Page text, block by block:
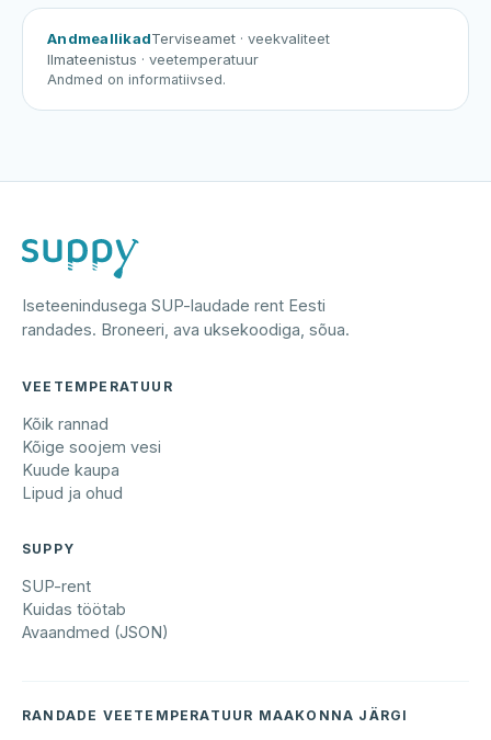
AndmeallikadTerviseamet · veekvaliteet
Ilmateenistus · veetemperatuur
Andmed on informatiivsed.
Iseteenindusega SUP-laudade rent Eesti
randades. Broneeri, ava uksekoodiga, sõua.
VEETEMPERATUUR
Kõik rannad
Kõige soojem vesi
Kuude kaupa
Lipud ja ohud
SUPPY
SUP-rent
Kuidas töötab
Avaandmed (JSON)
RANDADE VEETEMPERATUUR MAAKONNA JÄRGI